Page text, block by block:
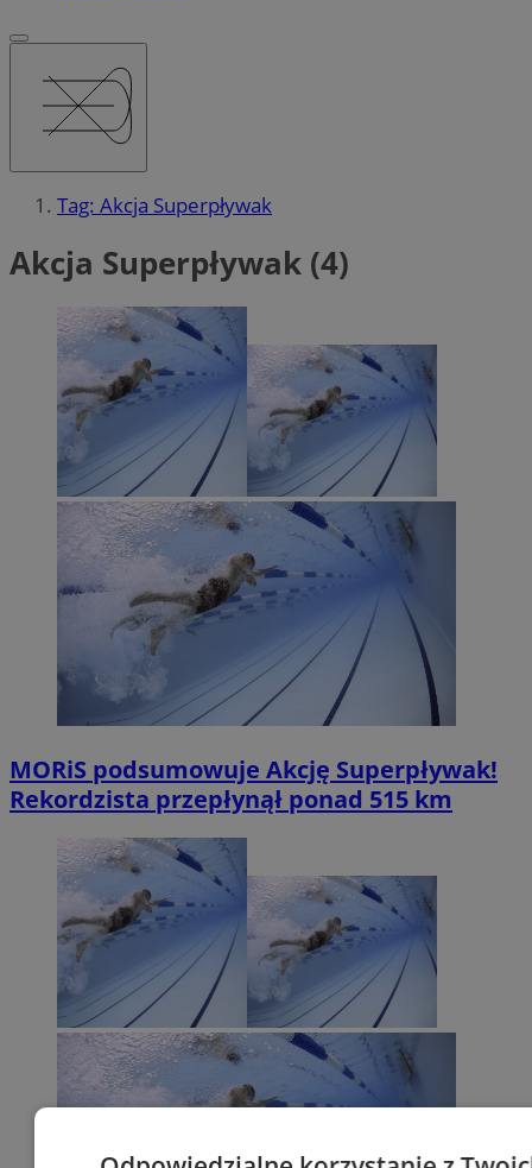
Tag: Akcja Superpływak
Akcja Superpływak (4)
MORiS podsumowuje Akcję Superpływak!
Rekordzista przepłynął ponad 515 km